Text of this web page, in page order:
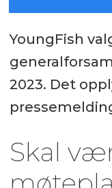
YoungFish
2023. Det
Skal